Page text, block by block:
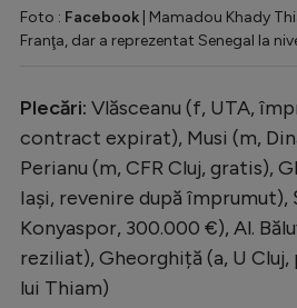
Foto : Facebook | Mamadou Khady
Franţa, dar a reprezentat Senegal la
Plecări: Vlăsceanu (f, UTA,
contract expirat), Musi (m,
Perianu (m, CFR Cluj, gratis),
Iași, revenire după împrumut),
Konyaspor, 300.000 €), Al.
reziliat), Gheorghiță (a, U
lui Thiam)